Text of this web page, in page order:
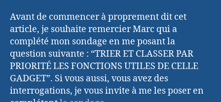
Avant de commencer à proprement dit cet
article, je souhaite remercier Marc qui a
complété mon sondage en me posant la
question suivante : “TRIER ET CLASSER PAR
PRIORITÉ LES FONCTIONS UTILES DE CELLE
GADGET”. Si vous aussi, vous avez des
interrogations, je vous invite à me les poser en